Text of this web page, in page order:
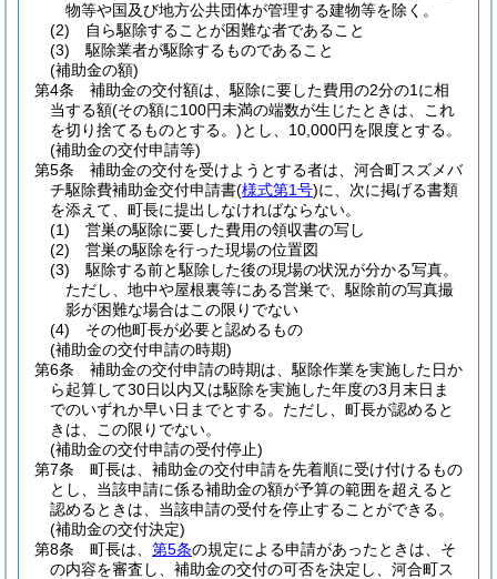
物等や国及び地方公共団体が管理する建物等を除く。
(2)
自ら駆除することが困難な者であること
(3)
駆除業者が駆除するものであること
(補助金の額)
第4条
補助金の交付額は、駆除に要した費用の2分の1に相
当する額(その額に100円未満の端数が生じたときは、これ
を切り捨てるものとする。)とし、10,000円を限度とする。
(補助金の交付申請等)
第5条
補助金の交付を受けようとする者は、河合町スズメバ
チ駆除費補助金交付申請書(様式第1号)に、次に掲げる書類
を添えて、町長に提出しなければならない。
(1)
営巣の駆除に要した費用の領収書の写し
(2)
営巣の駆除を行った現場の位置図
(3)
駆除する前と駆除した後の現場の状況が分かる写真。
ただし、地中や屋根裏等にある営巣で、駆除前の写真撮
影が困難な場合はこの限りでない
(4)
その他町長が必要と認めるもの
(補助金の交付申請の時期)
第6条
補助金の交付申請の時期は、駆除作業を実施した日か
ら起算して30日以内又は駆除を実施した年度の3月末日ま
でのいずれか早い日までとする。 ただし、町長が認めると
きは、この限りでない。
(補助金の交付申請の受付停止)
第7条
町長は、補助金の交付申請を先着順に受け付けるもの
とし、当該申請に係る補助金の額が予算の範囲を超えると
認めるときは、当該申請の受付を停止することができる。
(補助金の交付決定)
第8条
町長は、 第5条の規定による申請があったときは、そ
の内容を審査し、補助金の交付の可否を決定し、河合町ス